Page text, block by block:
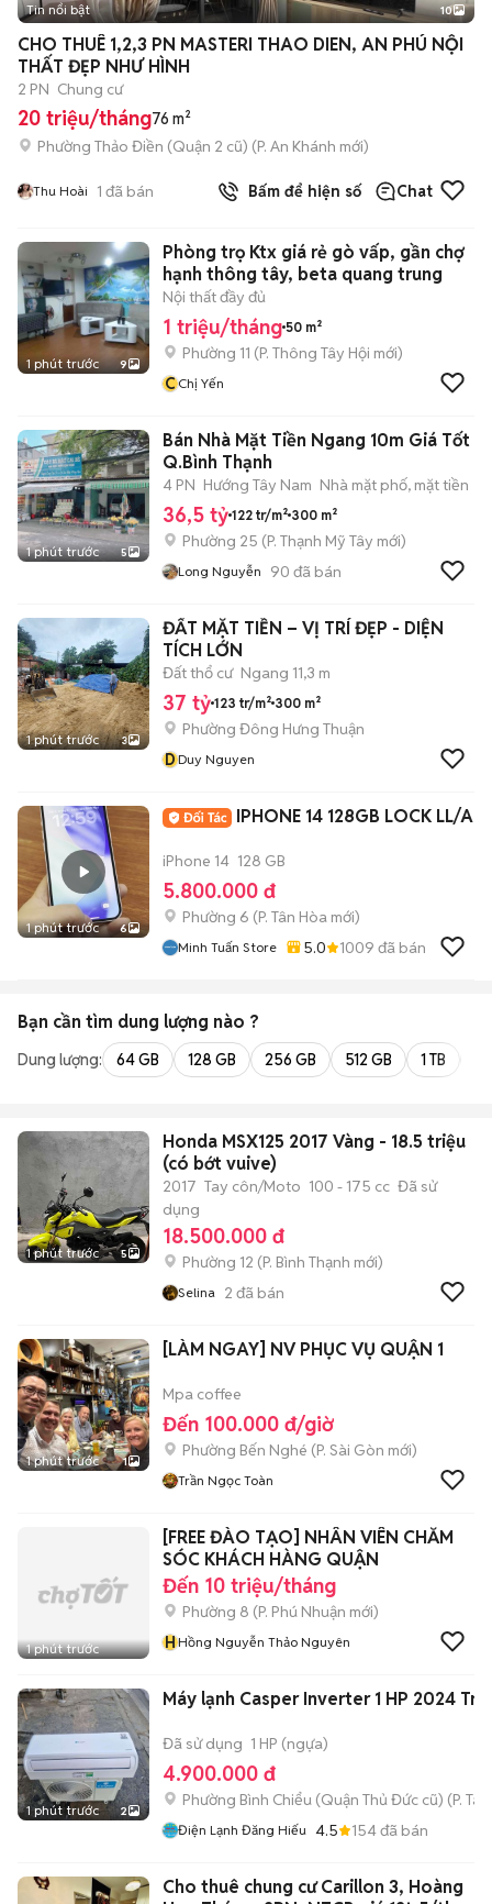
+2
Tin nổi bật 10
CHO THUÊ 1,2,3 PN MASTERI THAO DIEN, AN PHÚ NỘI
THẤT ĐẸP NHƯ HÌNH
2 PN Chung cư
20 triệu/tháng76 m²
Phường Thảo Điền (Quận 2 cũ) (P. An Khánh mới)
Thu Hoài 1 đã bán Bấm để hiện số Chat
1 phút trước 9
Phòng trọ Ktx giá rẻ gò vấp, gần chợ
hạnh thông tây, beta quang trung
Nội thất đầy đủ
1 triệu/tháng 50 m²
Phường 11 (P. Thông Tây Hội mới)
CChị Yến
1 phút trước 5
Bán Nhà Mặt Tiền Ngang 10m Giá Tốt
Q.Bình Thạnh
4 PN Hướng Tây Nam Nhà mặt phố, mặt tiền
36,5 tỷ 122 tr/m² 300 m²
Phường 25 (P. Thạnh Mỹ Tây mới)
Long Nguyễn 90 đã bán
1 phút trước 3
ĐẤT MẶT TIỀN – VỊ TRÍ ĐẸP - DIỆN
TÍCH LỚN
Đất thổ cư Ngang 11,3 m
37 tỷ 123 tr/m² 300 m²
Phường Đông Hưng Thuận
DDuy Nguyen
1 phút trước 6
IPHONE 14 128GB LOCK LL/A
iPhone 14 128 GB
5.800.000 đ
Phường 6 (P. Tân Hòa mới)
Minh Tuấn Store 5.0 1009 đã bán
Bạn cần tìm dung lượng nào ?
Dung lượng: 64 GB 128 GB 256 GB 512 GB 1 TB
1 phút trước 5
Honda MSX125 2017 Vàng - 18.5 triệu
(có bớt vuive)
2017 Tay côn/Moto 100 - 175 cc Đã sử
dụng
18.500.000 đ
Phường 12 (P. Bình Thạnh mới)
Selina 2 đã bán
1 phút trước 1
[LÀM NGAY] NV PHỤC VỤ QUẬN 1
Mpa coffee
Đến 100.000 đ/giờ
Phường Bến Nghé (P. Sài Gòn mới)
Trần Ngọc Toàn
1 phút trước
[FREE ĐÀO TẠO] NHÂN VIÊN CHĂM
SÓC KHÁCH HÀNG QUẬN
Đến 10 triệu/tháng
Phường 8 (P. Phú Nhuận mới)
HHồng Nguyễn Thảo Nguyên
1 phút trước 2
Máy lạnh Casper Inverter 1 HP 2024
Đã sử dụng 1 HP (ngựa)
4.900.000 đ
Phường Bình Chiểu (Quận Thủ Đức cũ) (P.
Điện Lạnh Đăng Hiếu 4.5 154đã bán
Cho thuê chung cư Carillon 3, Hoàng